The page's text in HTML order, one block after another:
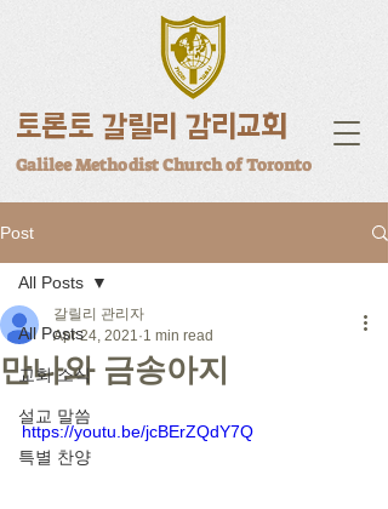
토론토 갈릴리 감리교회
Galilee Methodist Church of Toronto
Post
All Posts
교회 소식
설교 말씀
특별 찬양
All Posts
만나와 금송아지
갈릴리 관리자
Apr 24, 2021 1 min read
https://youtu.be/jcBErZQdY7Q